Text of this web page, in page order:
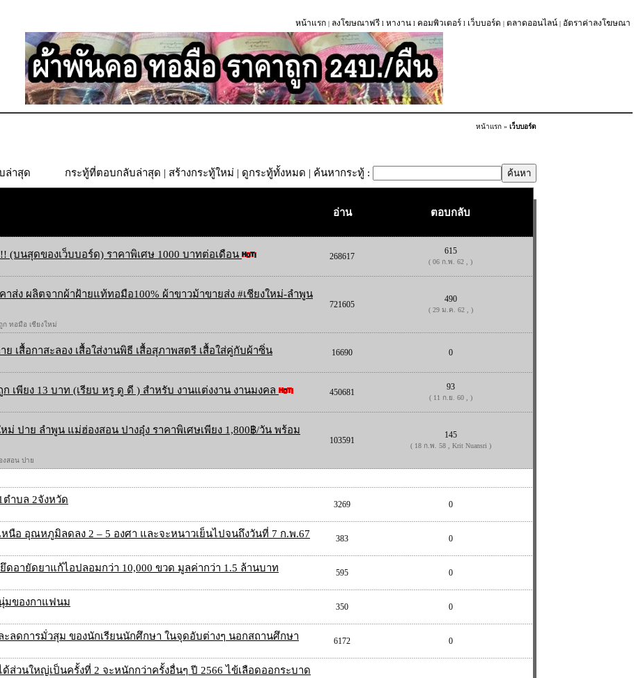
หน้าแรก | ลงโฆษณาฟรี l หางาน l คอมพิวเตอร์ l เว็บบอร์ด | ตลาดออนไลน์ | อัตราค่าลงโฆษณา
หน้าแรก » เว็บบอร์ด
ล่าสุด กระทู้ที่ตอบกลับล่าสุด | สร้างกระทู้ใหม่ | ดูกระทู้ทั้งหมด | ค้นหากระทู้ :
อ่าน ตอบกลับ
(บนสุดของเว็บบอร์ด) ราคาพิเศษ 1000 บาทต่อเดือน 268617
615
( 06 ก.พ. 62 , )
าส่ง ผลิตจากผ้าฝ้ายแท้ทอมือ100% ผ้าขาวม้าขายส่ง #เชียงใหม่-ลำพูน
ก ทอมือ เชียงใหม่
721605
490
( 29 ม.ค. 62 , )
ย เสื้อกาสะลอง เสื้อใส่งานพิธี เสื้อสุภาพสตรี เสื้อใส่คู่กับผ้าซิ่น 16690 0
เพียง 13 บาท (เรียบ หรู ดู ดี ) สำหรับ งานแต่งงาน งานมงคล 450681
93
( 11 ก.ย. 60 , )
หม่ ปาย ลำพูน แม่ฮ่องสอน ปางอุ๋ง ราคาพิเศษเพียง 1,800฿/วัน พร้อม
งสอน ปาย
103591
145
( 18 ก.พ. 58 , Krit Nuansri )
ำบล 2จังหวัด 3269 0
นือ อุณหภูมิลดลง 2 – 5 องศา และจะหนาวเย็นไปจนถึงวันที่ 7 ก.พ.67 383 0
อายัดยาแก้ไอปลอมกว่า 10,000 ขวด มูลค่ากว่า 1.5 ล้านบาท 595 0
มของกาแฟนม 350 0
ลดการมั่วสุม ของนักเรียนนักศึกษา ในจุดอับต่างๆ นอกสถานศึกษา 6172 0
ส่วนใหญ่เป็นครั้งที่ 2 จะหนักกว่าครั้งอื่นๆ ปี 2566 ไข้เลือดออกระบาด